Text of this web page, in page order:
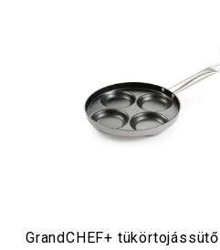
GrandCHEF+ tükörtojássütő